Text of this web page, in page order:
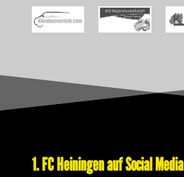
1. FC Heiningen auf Social Media